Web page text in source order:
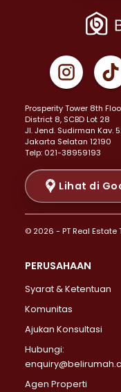
Properti Dijual
Properti Dijual di
Properti Dijual di
Properti Dijual di
Properti Dijual di
Properti Dijual di
Properti Dijual di Cikini
Properti Dijual di
Properti Dijual di
Properti Dijual di
Properti Dijual di
Properti Dijual di
Properti Dijual di
Properti Dijual di
Properti Dijual di
Properti Dijual di
Properti Dijual di
Prosperity Tower 8th
District 8, SCBD Lot 28
JI. Jend. Sudirman Kav.
Jakarta Selatan 12190
Telp: 021-38959193
Lihat di
© 2026 - PT Real Estate
PERUSAHAAN
Syarat & Ketentuan
Komunitas
Ajukan Konsultasi
Hubungi:
Agen Properti